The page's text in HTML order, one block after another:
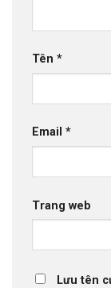
Tên *
Email *
Trang web
Lưu tên